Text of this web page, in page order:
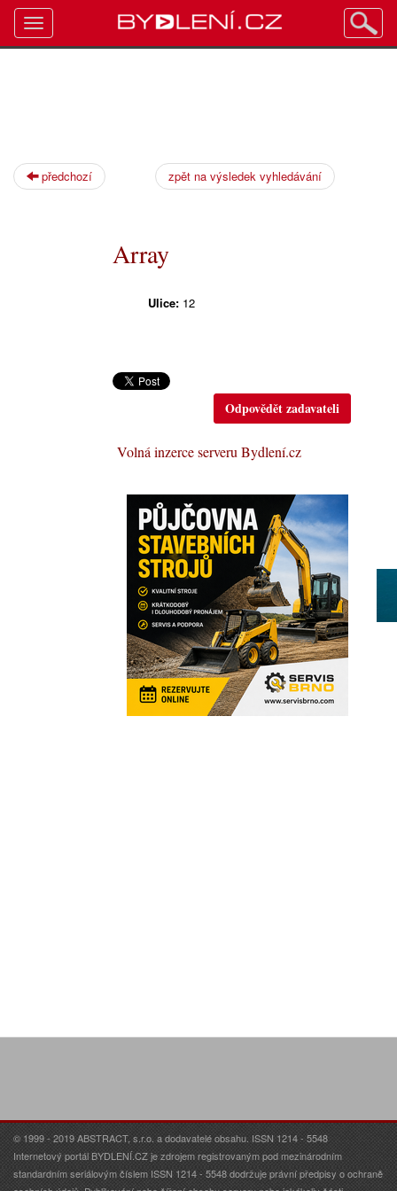
předchozí zpět na výsledek vyhledávání
Array
Ulice: 12
Odpovědět zadavateli
Volná inzerce serveru Bydlení.cz
Toggle
navigation
© 1999 - 2019 ABSTRACT, s.r.o. a dodavatelé obsahu. ISSN 1214 - 5548
Internetový portál BYDLENÍ.CZ je zdrojem registrovaným pod mezinárodním
standardním seriálovým číslem ISSN 1214 - 5548 dodržuje právní předpisy o ochraně